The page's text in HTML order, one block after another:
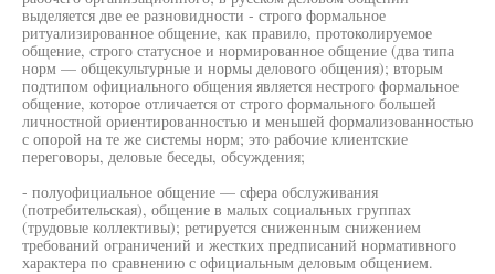
выделяется две ее разновидности - строго формальное
ритуализированное общение, как правило, протоколируемое
общение, строго статусное и нормированное общение (два типа
норм — общекультурные и нормы делового общения); вторым
подтипом официального общения является нестрого формальное
общение, которое отличается от строго формального большей
личностной ориентированностью и меньшей формализованностью
с опорой на те же системы норм; это рабочие клиентские
переговоры, деловые беседы, обсуждения;
- полуофициальное общение — сфера обслуживания
(потребительская), общение в малых социальных группах
(трудовые коллективы); ретируется сниженным снижением
требований ограничений и жестких предписаний нормативного
характера по сравнению с официальным деловым общением.